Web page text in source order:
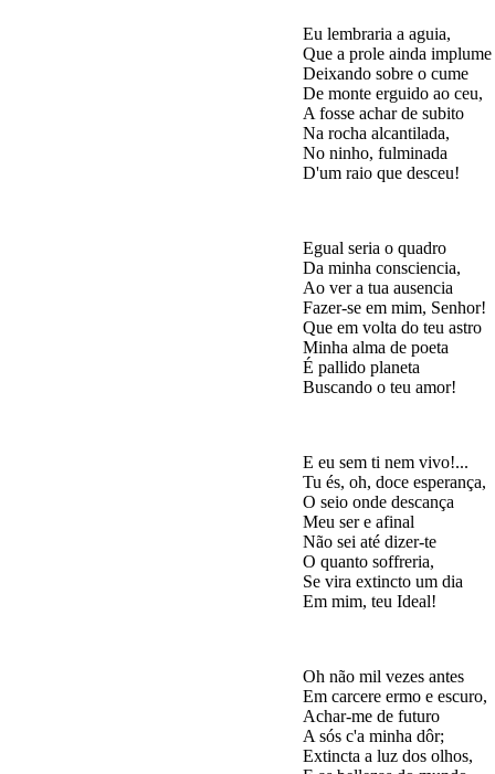
Eu lembraria a aguia,
Que a prole ainda implume
Deixando sobre o cume
De monte erguido ao ceu,
A fosse achar de subito
Na rocha alcantilada,
No ninho, fulminada
Egual seria o quadro
Da minha consciencia,
Ao ver a tua ausencia
Fazer-se em mim, Senhor!
Que em volta do teu astro
Minha alma de poeta
É pallido planeta
E eu sem ti nem vivo!...
Tu és, oh, doce esperança,
O seio onde descança
Meu ser e afinal
Não sei até dizer-te
O quanto soffreria,
Se vira extincto um dia
Oh não mil vezes antes
Em carcere ermo e escuro,
Achar-me de futuro
A sós c'a minha dôr;
Extincta a luz dos olhos,